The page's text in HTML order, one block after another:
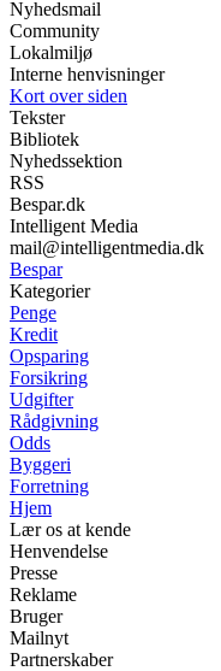
Nyhedsmail
Community
Lokalmiljø
Interne henvisninger
Kort over siden
Tekster
Bibliotek
Nyhedssektion
RSS
Bespar.dk
Intelligent Media
mail@intelligentmedia.dk
Bespar
Kategorier
Penge
Kredit
Opsparing
Forsikring
Udgifter
Rådgivning
Odds
Byggeri
Forretning
Hjem
Lær os at kende
Henvendelse
Presse
Reklame
Bruger
Mailnyt
Partnerskaber